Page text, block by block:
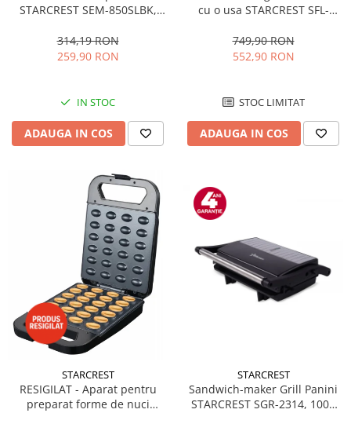
STARCREST SEM-850SLBK,
detasabil 1.5L, dispozitiv
spumare, filtru dublu din
314,19 RON
259,90 RON
IN STOC
ADAUGA IN COS
cu o usa STARCREST SFL-
92L, Iluminare interioara,H 83
cm, Alb
749,90 RON
552,90 RON
STOC LIMITAT
ADAUGA IN COS
STARCREST
RESIGILAT - Aparat pentru
preparat forme de nuci
STARCREST
Sandwich-maker Grill Panini
STARCREST SGR-2314, 1000